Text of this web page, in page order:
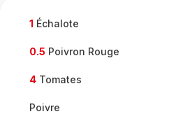
1 Échalote
0.5 Poivron Rouge
4Tomates
Poivre